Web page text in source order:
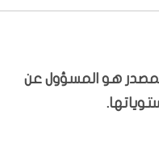
هو المسؤول عن